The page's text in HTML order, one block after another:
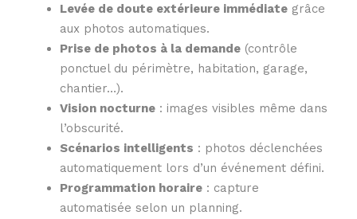
Levée de doute extérieure immédiate grâce
aux photos automatiques.
Prise de photos à la demande (contrôle
ponctuel du périmètre, habitation, garage,
chantier…).
Vision nocturne : images visibles même dans
l’obscurité.
Scénarios intelligents : photos déclenchées
automatiquement lors d’un événement défini.
Programmation horaire : capture
automatisée selon un planning.